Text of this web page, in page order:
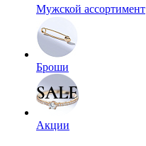
Мужской ассортимент
Броши
Акции